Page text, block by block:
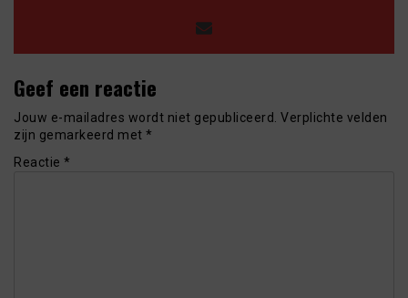
Geef een reactie
Jouw e-mailadres wordt niet gepubliceerd. Verplichte velden
zijn gemarkeerd met *
Reactie *